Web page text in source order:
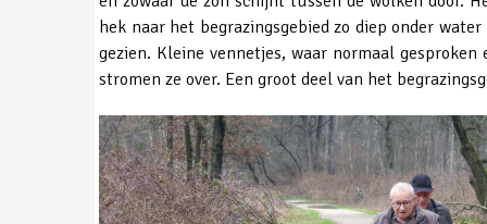
hek naar het begrazingsgebied zo diep onder
gezien. Kleine vennetjes, waar normaal
stromen ze over. Een groot deel van het